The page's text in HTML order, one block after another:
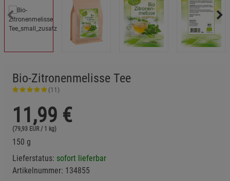
Bio-Zitronenmelisse Tee
(11)
11,99 €
(79,93 EUR / 1 kg)
150 g
Lieferstatus: sofort lieferbar
Artikelnummer: 134855